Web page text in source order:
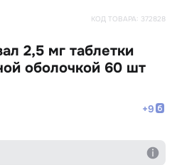
КОД ТОВАРА: 372828
2,5 мг таблетки
оболочкой 60 шт
+9